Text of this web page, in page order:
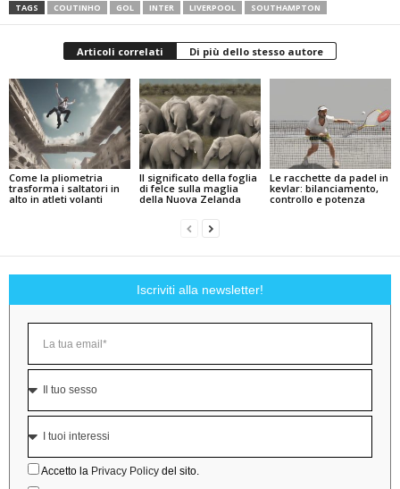
TAGS COUTINHO GOL INTER LIVERPOOL SOUTHAMPTON
Articoli correlati Di più dello stesso autore
Come la pliometria
trasforma i saltatori in
alto in atleti volanti
Il significato della foglia
di felce sulla maglia
della Nuova Zelanda
Le racchette da padel in
kevlar: bilanciamento,
controllo e potenza
Iscriviti alla newsletter!
Accetto la Privacy Policy del sito.